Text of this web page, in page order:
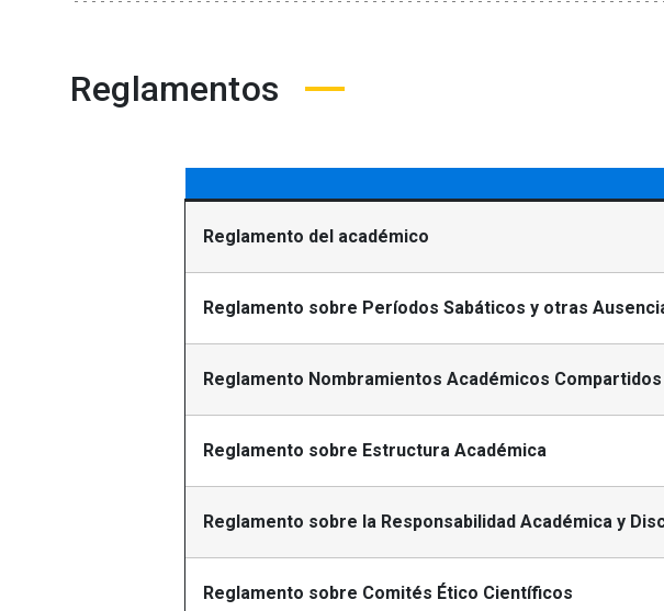
Reglamentos
Reglamento del académico
Reglamento sobre Períodos Sabáticos y otras
Reglamento Nombramientos Académicos
Reglamento sobre Estructura Académica
Reglamento sobre la Responsabilidad Académica y
Reglamento sobre Comités Ético Científicos